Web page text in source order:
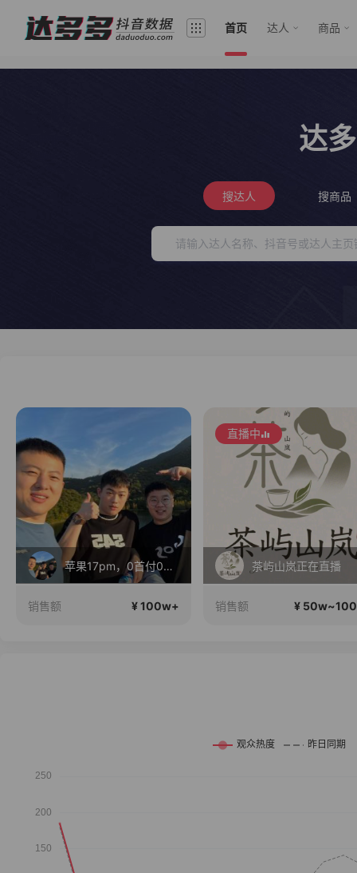
首页 达人 商品
达
搜达人 搜商品
苹果17pm，0首付0利息！
销售额 ¥ 100w+
直播中
茶屿山岚正在直播
销售额 ¥